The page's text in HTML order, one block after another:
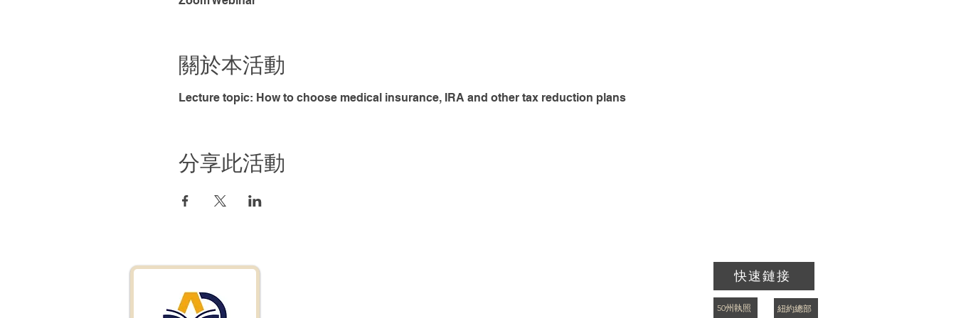
關於本活動
Lecture topic: How to choose medical insurance, IRA and other tax reduction plans
分享此活動
快速鏈接
50州執照 紐約總部